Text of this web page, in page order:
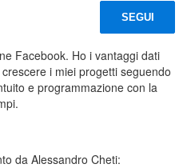
SEGUI
Facebook. Ho i vantaggi dati
i miei progetti seguendo
e programmazione con la
da Alessandro Cheti: